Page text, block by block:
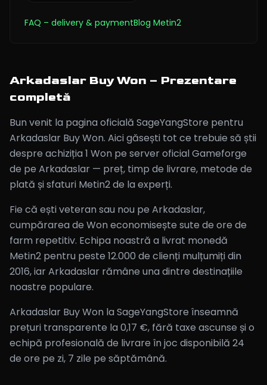
FAQ – delivery & paymentBlog Metin2
Arkadaslar Buy Won – Prezentare
completă
Bun venit la pagina oficială SageYangStore pentru
Arkadaslar Buy Won. Aici găsești tot ce trebuie să știi
despre achiziția 1 Won pe server oficial Gameforge
de pe Arkadaslar — preț, timp de livrare, metode de
plată și sfaturi Metin2 de la experți.
Fie că ești veteran sau nou pe Arkadaslar,
cumpărarea de Won economisește sute de ore de
farm repetitiv. Echipa noastră a livrat monedă
Metin2 pentru peste 12.000 de clienți mulțumiți din
2016, iar Arkadaslar rămâne una dintre destinațiile
noastre populare.
Arkadaslar Buy Won la SageYangStore înseamnă
prețuri transparente la 0,17 €, fără taxe ascunse și o
echipă profesională de livrare în joc disponibilă 24
de ore pe zi, 7 zile pe săptămână.